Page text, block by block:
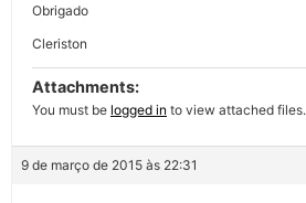
Obrigado
Cleriston
Attachments:
You must be logged in to view attached files.
9 de março de 2015 às 22:31